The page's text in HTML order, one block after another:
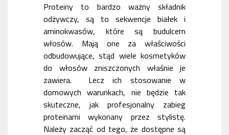
Proteiny to bardzo ważny składnik
odżywczy, są to sekwencje białek i
aminokwasów, które są budulcem
włosów. Mają one za właściwości
odbudowujące, stąd wiele kosmetyków
do włosów zniszczonych właśnie je
zawiera. Lecz ich stosowanie w
domowych warunkach, nie będzie tak
skuteczne, jak profesjonalny zabieg
proteinami wykonany przez stylistę.
Należy zacząć od tego, że dostępne są